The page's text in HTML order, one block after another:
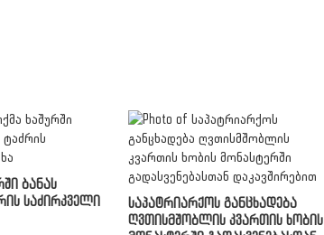
ბანას
საძირკველი
საპატრიარქოს განცხადება
ღვთისმშობლის კვართის ხობის